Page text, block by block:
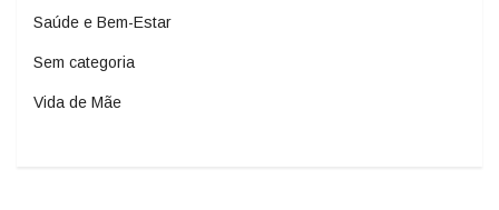
Saúde e Bem-Estar
Sem categoria
Vida de Mãe